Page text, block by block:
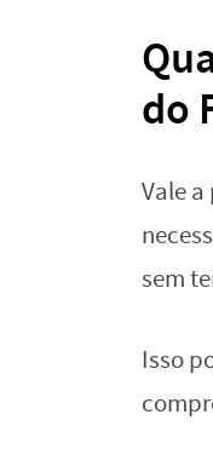
do
Vale
sem
Isso